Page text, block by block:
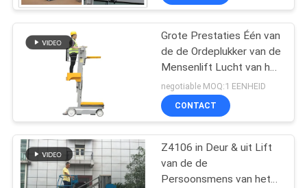
PRIVACY
POLICY
Grote Prestaties Één van
de de Ordeplukker van de
Mensenlift Lucht van het
Platformmanlift de
Voorraadplukker
negotiable MOQ:1 EENHEID
CONTACT
Z4106 in Deur & uit Lift
van de de
Persoonsmens van het